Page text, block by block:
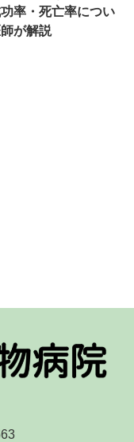
率・死亡率につい
が解説